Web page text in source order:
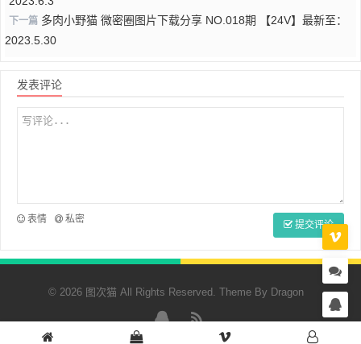
下一篇 多肉小野猫 微密圈图片下载分享 NO.018期 【24V】最新至：
2023.5.30
发表评论
表情 私密 提交评论
© 2026 图次猫 All Rights Reserved. Theme By Dragon